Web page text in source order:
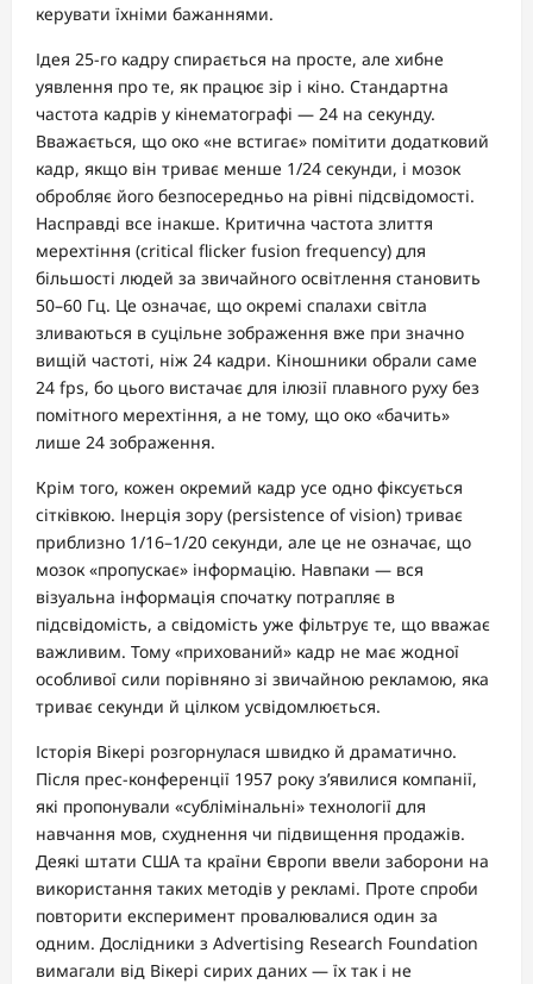
керувати їхніми бажаннями.
Ідея 25-го кадру спирається на просте, але хибне
уявлення про те, як працює зір і кіно. Стандартна
частота кадрів у кінематографі — 24 на секунду.
Вважається, що око «не встигає» помітити додатковий
кадр, якщо він триває менше 1/24 секунди, і мозок
обробляє його безпосередньо на рівні підсвідомості.
Насправді все інакше. Критична частота злиття
мерехтіння (critical flicker fusion frequency) для
більшості людей за звичайного освітлення становить
50–60 Гц. Це означає, що окремі спалахи світла
зливаються в суцільне зображення вже при значно
вищій частоті, ніж 24 кадри. Кіношники обрали саме
24 fps, бо цього вистачає для ілюзії плавного руху без
помітного мерехтіння, а не тому, що око «бачить»
лише 24 зображення.
Крім того, кожен окремий кадр усе одно фіксується
сітківкою. Інерція зору (persistence of vision) триває
приблизно 1/16–1/20 секунди, але це не означає, що
мозок «пропускає» інформацію. Навпаки — вся
візуальна інформація спочатку потрапляє в
підсвідомість, а свідомість уже фільтрує те, що вважає
важливим. Тому «прихований» кадр не має жодної
особливої сили порівняно зі звичайною рекламою, яка
триває секунди й цілком усвідомлюється.
Історія Вікері розгорнулася швидко й драматично.
Після прес-конференції 1957 року з’явилися компанії,
які пропонували «сублімінальні» технології для
навчання мов, схуднення чи підвищення продажів.
Деякі штати США та країни Європи ввели заборони на
використання таких методів у рекламі. Проте спроби
повторити експеримент провалювалися один за
одним. Дослідники з Advertising Research Foundation
вимагали від Вікері сирих даних — їх так і не